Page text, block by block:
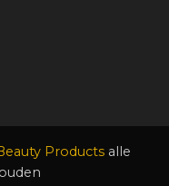
Productsalle